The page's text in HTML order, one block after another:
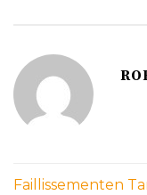
Faillissementen